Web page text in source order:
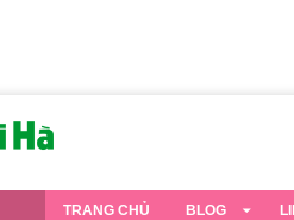
TRANG CHỦ BLOG